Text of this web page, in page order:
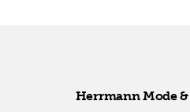
Herr­mann Mode